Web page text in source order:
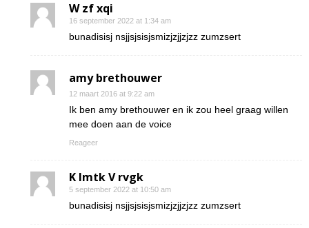
W zf xqi
16 september 2022 at 1:34 am
bunadisisj nsjjsjsisjsmizjzjjzjzz zumzsert
amy brethouwer
12 maart 2016 at 9:22 am
Ik ben amy brethouwer en ik zou heel graag willen
mee doen aan de voice
Reageer
K Imtk V rvgk
5 september 2022 at 10:50 am
bunadisisj nsjjsjsisjsmizjzjjzjzz zumzsert